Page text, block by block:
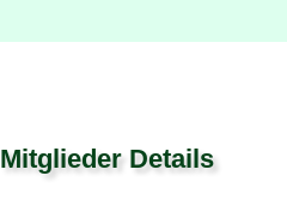
Mitglieder Details